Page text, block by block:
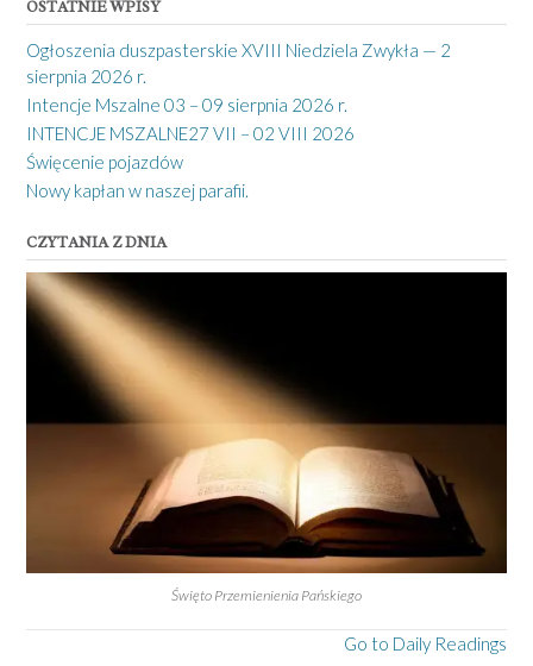
OSTATNIE WPISY
Ogłoszenia duszpasterskie XVIII Niedziela Zwykła — 2
sierpnia 2026 r.
Intencje Mszalne 03 – 09 sierpnia 2026 r.
INTENCJE MSZALNE27 VII – 02 VIII 2026
Święcenie pojazdów
Nowy kapłan w naszej parafii.
CZYTANIA Z DNIA
Święto Przemienienia Pańskiego
Go to Daily Readings